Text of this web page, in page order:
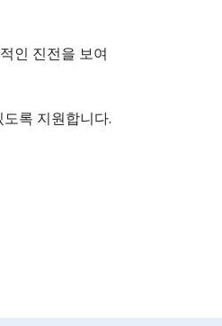
인 진전을 보여
록 지원합니다.